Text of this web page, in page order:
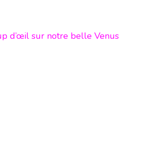
d’œil sur notre belle Venus